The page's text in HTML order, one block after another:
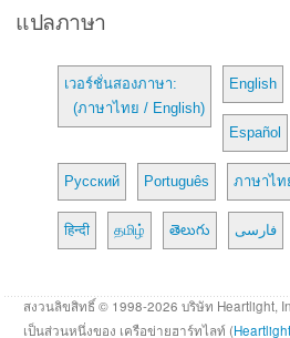
แปลภาษา
เวอร์ชั่นสองภาษา:
(ภาษาไทย / English)
English
Español
Русский Português ภาษาไท
हिन्दी தமிழ் తెలుగు فارسی
สงวนลิขสิทธิ์ © 1998-2026 บริษัท Heartlight,
เป็นส่วนหนึ่งของ เครือข่ายฮาร์ทไลท์ (Heartlight